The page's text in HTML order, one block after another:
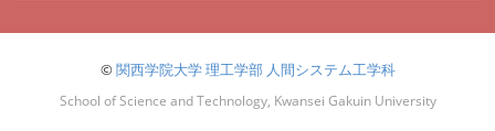
©関西学院大学 理工学部 人間システム工学科
School of Science and Technology, Kwansei Gakuin University